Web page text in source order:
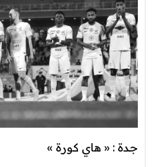
جدة : « هاي كورة »